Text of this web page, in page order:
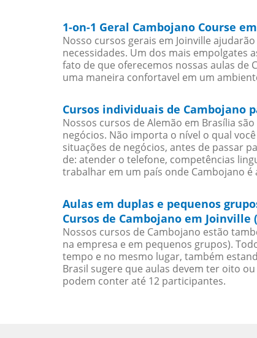
1-on-1 Geral Cambojano Course
Nosso cursos gerais em Joinville
necessidades. Um dos mais empolgates
fato de que oferecemos nossas aulas de
uma maneira confortavel em um
Cursos individuais de Cambojano
Nossos cursos de Alemão em Brasília
negócios. Não importa o nível o qual
situações de negócios, antes de passar
de: atender o telefone, competências
trabalhar em um país onde Cambojano é
Aulas em duplas e pequenos
Cursos de Cambojano em Joinville
Nossos cursos de Cambojano estão
na empresa e em pequenos grupos).
tempo e no mesmo lugar, também
Brasil sugere que aulas devem ter oito
podem conter até 12 participantes.